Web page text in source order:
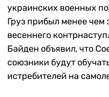
украинских военных
Груз прибыл менее чем
весеннего
Байден объявил, что
союзники будут
истребителей на